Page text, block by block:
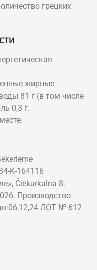
грецких
жирные
81 г (в том числе
0,3 г.
K-164116
Čiekurkalna 8.
Производство
ЛОТ №-612